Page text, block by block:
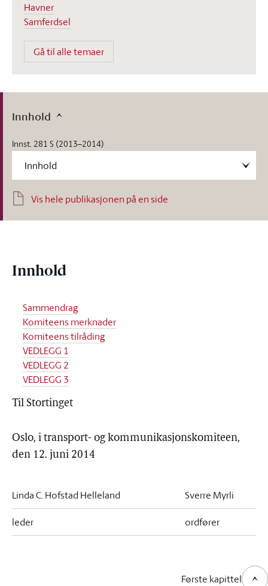
Havner
Samferdsel
Gå til alle temaer
Innhold
Innst. 281 S (2013–2014)
Vis hele publikasjonen på en side
Innhold
Sammendrag
Komiteens merknader
Komiteens tilråding
VEDLEGG 1
VEDLEGG 2
VEDLEGG 3
Til Stortinget
Oslo, i transport- og kommunikasjonskomiteen,
den 12. juni 2014
Linda C. Hofstad Helleland Sverre Myrli
leder ordfører
Første kapittel